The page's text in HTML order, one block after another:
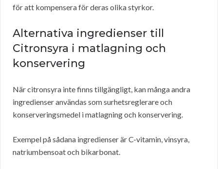
för att kompensera för deras olika styrkor.
Alternativa ingredienser till
Citronsyra i matlagning och
konservering
När citronsyra inte finns tillgängligt, kan många andra
ingredienser användas som surhetsreglerare och
konserveringsmedel i matlagning och konservering.
Exempel på sådana ingredienser är C-vitamin, vinsyra,
natriumbensoat och bikarbonat.